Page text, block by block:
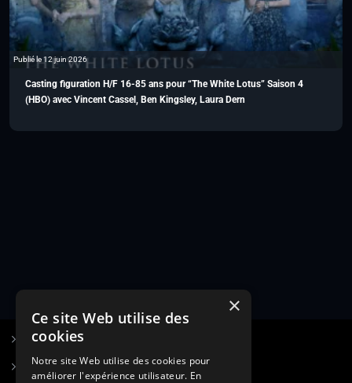
Publié le 12 juin 2026
Casting figuration H/F 16-85 ans pour “The White Lotus” Saison 4
(HBO) avec Vincent Cassel, Ben Kingsley, Laura Dern
S’inscrire à Figurants.com
Questions fréquentes
×
Ce site Web utilise des
cookies
Notre site Web utilise des cookies pour
améliorer l'expérience utilisateur. En